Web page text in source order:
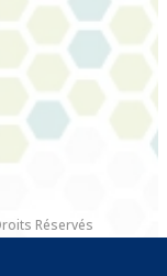
Réservés